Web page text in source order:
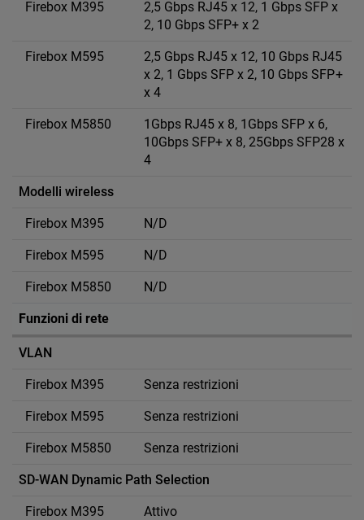
2,5 Gbps RJ45 x 12, 1 Gbps SFP x
2, 10 Gbps SFP+ x 2
2,5 Gbps RJ45 x 12, 10 Gbps RJ45
x 2, 1 Gbps SFP x 2, 10 Gbps SFP+
x 4
1Gbps RJ45 x 8, 1Gbps SFP x 6,
10Gbps SFP+ x 8, 25Gbps SFP28 x
4
Modelli wireless
N/D
N/D
N/D
Funzioni di rete
VLAN
Senza restrizioni
Senza restrizioni
Senza restrizioni
SD-WAN Dynamic Path Selection
Attivo